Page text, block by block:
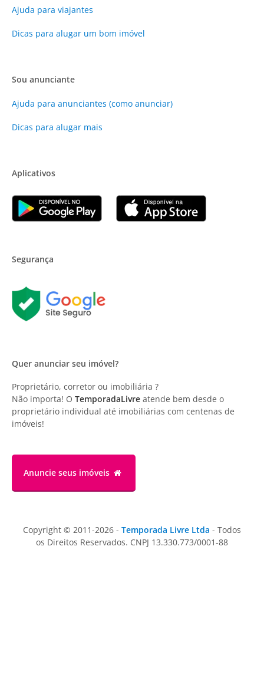
Ajuda para viajantes
Dicas para alugar um bom imóvel
Sou anunciante
Ajuda para anunciantes (como anunciar)
Dicas para alugar mais
Aplicativos
Segurança
Quer anunciar seu imóvel?
Proprietário, corretor ou imobiliária ?
Não importa! O TemporadaLivre atende bem desde o
proprietário individual até imobiliárias com centenas de
imóveis!
Anuncie seus imóveis
Copyright © 2011-2026 - Temporada Livre Ltda - Todos
os Direitos Reservados. CNPJ 13.330.773/0001-88